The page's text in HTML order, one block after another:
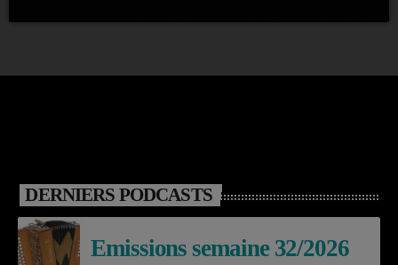
DERNIERS PODCASTS
Emissions semaine 32/2026